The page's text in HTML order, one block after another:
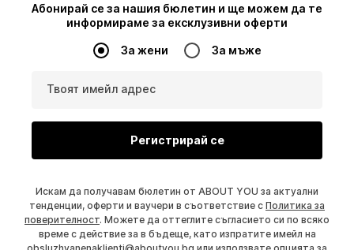
Абонирай се за нашия бюлетин и ще можем да те
информираме за ексклузивни оферти
За жени За мъже
Твоят имейл адрес
Регистрирай се
Искам да получавам бюлетин от ABOUT YOU за актуални
тенденции, оферти и ваучери в съответствие с Политика за
поверителност. Можете да оттеглите съгласието си по всяко
време с действие за в бъдеще, като изпратите имейл на